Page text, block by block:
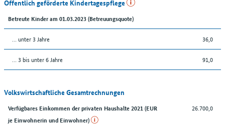
Öffentlich geförderte Kindertagespflege
Betreute Kinder am 01.03.2023 (Betreuungsquote)
… unter 3 Jahre 36,0
… 3 bis unter 6 Jahre 91,0
Volkswirtschaftliche Gesamtrechnungen
Verfügbares Einkommen der privaten Haushalte 2021 (EUR
je Einwohnerin und Einwohner)
26.700,0